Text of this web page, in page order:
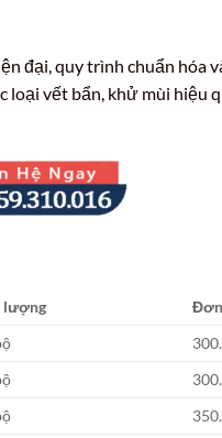
đại, quy trình chuẩn hóa
loại vết bẩn, khử mùi hiệu
lượng